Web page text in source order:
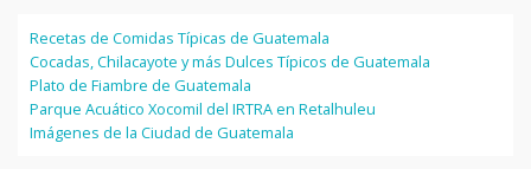
Recetas de Comidas Típicas de Guatemala
Cocadas, Chilacayote y más Dulces Típicos de Guatemala
Plato de Fiambre de Guatemala
Parque Acuático Xocomil del IRTRA en Retalhuleu
Imágenes de la Ciudad de Guatemala